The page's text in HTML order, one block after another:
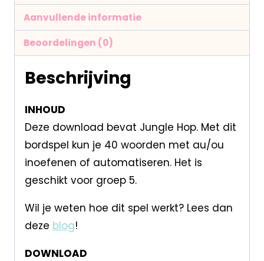
Aanvullende informatie
Beoordelingen (0)
Beschrijving
INHOUD
Deze download bevat Jungle Hop. Met dit
bordspel kun je 40 woorden met au/ou
inoefenen of automatiseren. Het is
geschikt voor groep 5.
Wil je weten hoe dit spel werkt? Lees dan
deze blog!
DOWNLOAD